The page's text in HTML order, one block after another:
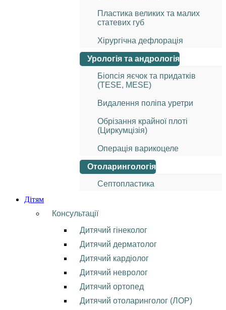
Пластика великих та малих
статевих губ
Хірургічна дефлорація
Урологія та андрологія
Біопсія яєчок та придатків
(TESE, MESE)
Видалення поліпа уретри
Обрізання крайної плоті
(Циркумцізія)
Операція варикоцеле
Отоларингологія
Септопластика
Дітям
Консультації
Дитячий гінеколог
Дитячий дерматолог
Дитячий кардіолог
Дитячий невролог
Дитячий ортопед
Дитячий отоларинголог (ЛОР)